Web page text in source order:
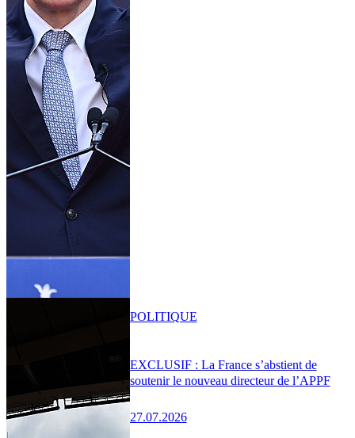
EXCLUSIF : La France s’abstient de
soutenir le nouveau directeur de l’APPF
27.07.2026
POLITIQUE